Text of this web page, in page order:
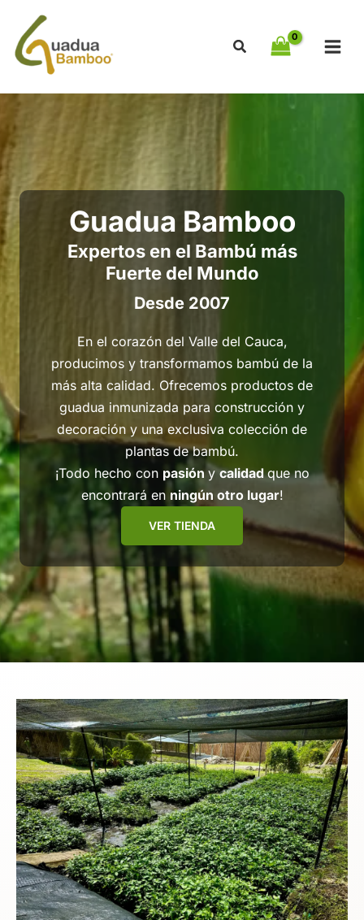
contenido
Guadua Bamboo
Expertos en el Bambú más
Fuerte del Mundo
Desde 2007
En el corazón del Valle del Cauca,
producimos y transformamos bambú de la
más alta calidad. Ofrecemos productos de
guadua inmunizada para construcción y
decoración y una exclusiva colección de
plantas de bambú.
¡Todo hecho con pasiónycalidadque no
encontrará en ningún otro lugar!
VER TIENDA